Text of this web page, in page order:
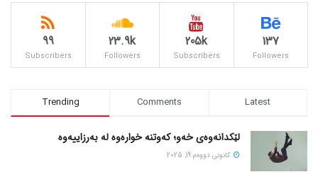
137
Followers
205k
Subscribers
23.9k
Followers
99
Subscribers
Trending Comments Latest
لێکدانەوەی خەو؛ کەوتنە خوارەوە لە بەرزاییەوە
كانونی دووه‌م 19, 2025